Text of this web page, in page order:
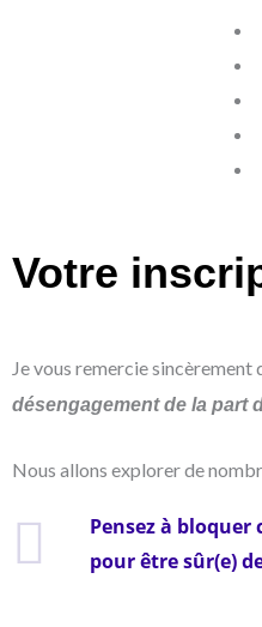
Votre
Je vous remercie
désengagement de la part
Nous allons explorer de
Pensez à
pour être sûr(e)